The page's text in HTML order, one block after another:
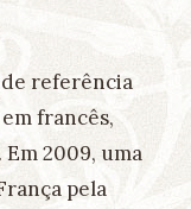
referência
francês,
2009, uma
pela